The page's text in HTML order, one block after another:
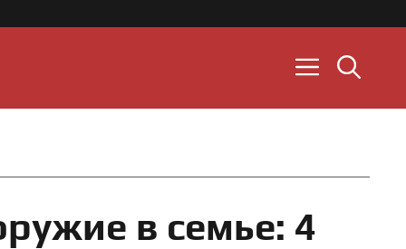
в семье: 4